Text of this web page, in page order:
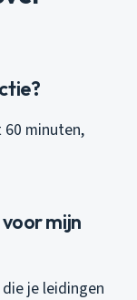
minuten,
mijn
je leidingen